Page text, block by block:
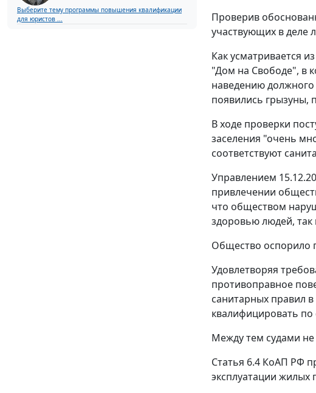
Выберите тему программы повышения квалификации
для юристов ...
Проверив
участвующих в деле
Как усматривается
"Дом на Свободе", в
наведению
появились
В ходе проверки
заселения "очень
соответствуют
Управлением
привлечении
что обществом
здоровью людей,
Общество оспорило
Удовлетворяя
противоправное
санитарных правил
квалифицировать
Между тем судами
Статья 6.4 КоАП РФ
эксплуатации